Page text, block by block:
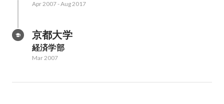
Apr 2007-Aug 2017
京都大学
経済学部
Mar 2007